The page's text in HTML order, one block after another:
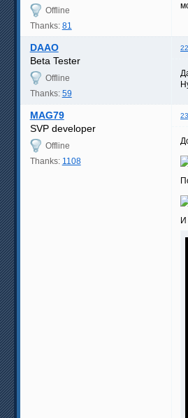
Offline
Thanks: 81
DAAO
Beta Tester
Offline
Thanks: 59
MAG79
SVP developer
Offline
Thanks: 1108
И